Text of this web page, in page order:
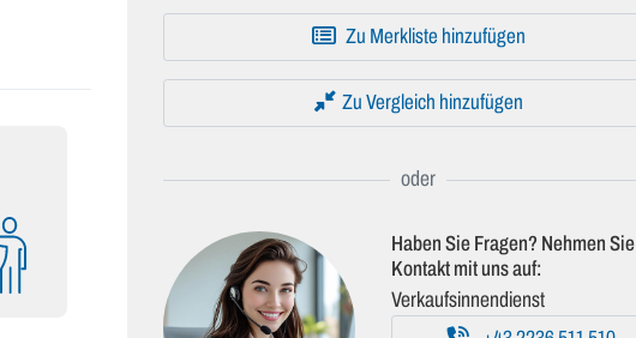
Zu Merkliste hinzufügen
Zu Vergleich hinzufügen
Haben Sie Fragen? Nehmen Sie
Kontakt mit uns auf:
Verkaufsinnendienst